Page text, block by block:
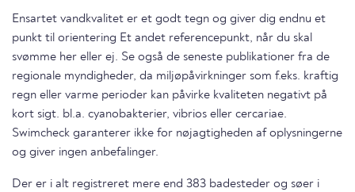
Ensartet vandkvalitet er et godt tegn og giver dig endnu et
punkt til orientering Et andet referencepunkt, når du skal
svømme her eller ej. Se også de seneste publikationer fra de
regionale myndigheder, da miljøpåvirkninger som f.eks. kraftig
regn eller varme perioder kan påvirke kvaliteten negativt på
kort sigt. bl.a. cyanobakterier, vibrios eller cercariae.
Swimcheck garanterer ikke for nøjagtigheden af oplysningerne
og giver ingen anbefalinger.
Der er i alt registreret mere end 383 badesteder og søer i